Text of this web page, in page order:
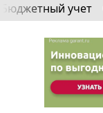
Бюджетный учет